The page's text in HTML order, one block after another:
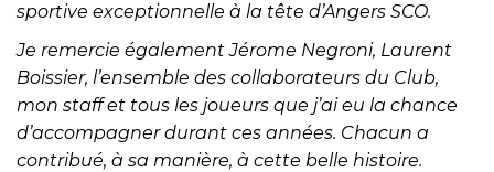
sportive exceptionnelle à la tête d’Angers SCO.
Je remercie également Jérome Negroni, Laurent
Boissier, l’ensemble des collaborateurs du Club,
mon staff et tous les joueurs que j’ai eu la chance
d’accompagner durant ces années. Chacun a
contribué, à sa manière, à cette belle histoire.